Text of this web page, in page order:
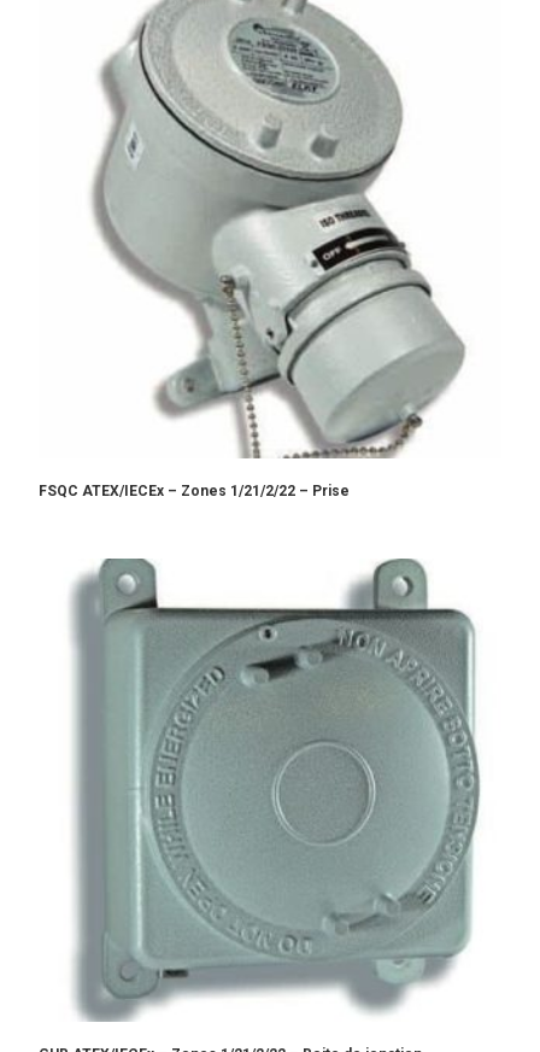
FSQC ATEX/IECEx – Zones 1/21/2/22 – Prise